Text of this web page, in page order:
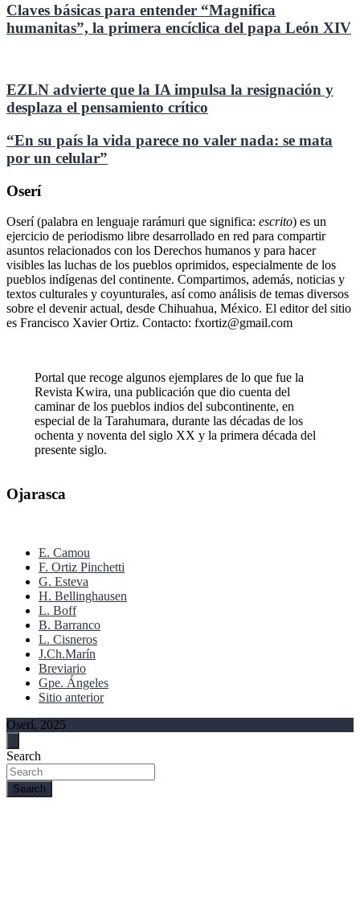
Claves básicas para entender “Magnifica
humanitas”, la primera encíclica del papa León XIV
EZLN advierte que la IA impulsa la resignación y
desplaza el pensamiento crítico
“En su país la vida parece no valer nada: se mata
por un celular”
Oserí
Oserí (palabra en lenguaje rarámuri que significa: escrito) es un
ejercicio de periodismo libre desarrollado en red para compartir
asuntos relacionados con los Derechos humanos y para hacer
visibles las luchas de los pueblos oprimidos, especialmente de los
pueblos indígenas del continente. Compartimos, además, noticias y
textos culturales y coyunturales, así como análisis de temas diversos
sobre el devenir actual, desde Chihuahua, México. El editor del sitio
es Francisco Xavier Ortiz. Contacto: fxortiz@gmail.com
Portal que recoge algunos ejemplares de lo que fue la
Revista Kwira, una publicación que dio cuenta del
caminar de los pueblos indios del subcontinente, en
especial de la Tarahumara, durante las décadas de los
ochenta y noventa del siglo XX y la primera década del
presente siglo.
Ojarasca
E. Camou
F. Ortiz Pinchetti
G. Esteva
H. Bellinghausen
L. Boff
B. Barranco
L. Cisneros
J.Ch.Marín
Breviario
Gpe. Ángeles
Sitio anterior
Oserí, 2025
Search
Search